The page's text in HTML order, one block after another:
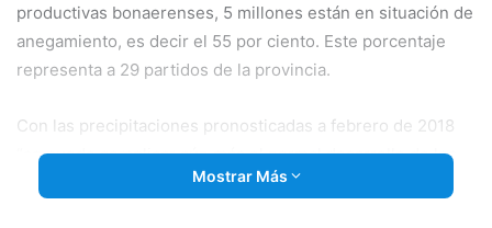
productivas bonaerenses, 5 millones están en situación de
anegamiento, es decir el 55 por ciento. Este porcentaje
representa a 29 partidos de la provincia.
Con las precipitaciones pronosticadas a febrero de 2018
“se puede complicar aún más el normal desarrollo de los
cereales ya implantados”, dijo la Bolsa que a la vez agregó
Mostrar Más